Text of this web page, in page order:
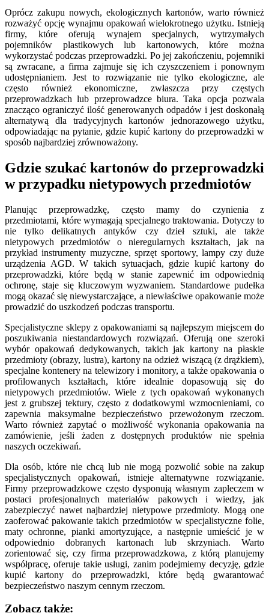
Oprócz zakupu nowych, ekologicznych kartonów, warto również
rozważyć opcję wynajmu opakowań wielokrotnego użytku. Istnieją
firmy, które oferują wynajem specjalnych, wytrzymałych
pojemników plastikowych lub kartonowych, które można
wykorzystać podczas przeprowadzki. Po jej zakończeniu, pojemniki
są zwracane, a firma zajmuje się ich czyszczeniem i ponownym
udostępnianiem. Jest to rozwiązanie nie tylko ekologiczne, ale
często również ekonomiczne, zwłaszcza przy częstych
przeprowadzkach lub przeprowadzce biura. Taka opcja pozwala
znacząco ograniczyć ilość generowanych odpadów i jest doskonałą
alternatywą dla tradycyjnych kartonów jednorazowego użytku,
odpowiadając na pytanie, gdzie kupić kartony do przeprowadzki w
sposób najbardziej zrównoważony.
Gdzie szukać kartonów do przeprowadzki
w przypadku nietypowych przedmiotów
Planując przeprowadzkę, często mamy do czynienia z
przedmiotami, które wymagają specjalnego traktowania. Dotyczy to
nie tylko delikatnych antyków czy dzieł sztuki, ale także
nietypowych przedmiotów o nieregularnych kształtach, jak na
przykład instrumenty muzyczne, sprzęt sportowy, lampy czy duże
urządzenia AGD. W takich sytuacjach, gdzie kupić kartony do
przeprowadzki, które będą w stanie zapewnić im odpowiednią
ochronę, staje się kluczowym wyzwaniem. Standardowe pudełka
mogą okazać się niewystarczające, a niewłaściwe opakowanie może
prowadzić do uszkodzeń podczas transportu.
Specjalistyczne sklepy z opakowaniami są najlepszym miejscem do
poszukiwania niestandardowych rozwiązań. Oferują one szeroki
wybór opakowań dedykowanych, takich jak kartony na płaskie
przedmioty (obrazy, lustra), kartony na odzież wiszącą (z drążkiem),
specjalne kontenery na telewizory i monitory, a także opakowania o
profilowanych kształtach, które idealnie dopasowują się do
nietypowych przedmiotów. Wiele z tych opakowań wykonanych
jest z grubszej tektury, często z dodatkowymi wzmocnieniami, co
zapewnia maksymalne bezpieczeństwo przewożonym rzeczom.
Warto również zapytać o możliwość wykonania opakowania na
zamówienie, jeśli żaden z dostępnych produktów nie spełnia
naszych oczekiwań.
Dla osób, które nie chcą lub nie mogą pozwolić sobie na zakup
specjalistycznych opakowań, istnieje alternatywne rozwiązanie.
Firmy przeprowadzkowe często dysponują własnym zapleczem w
postaci profesjonalnych materiałów pakowych i wiedzy, jak
zabezpieczyć nawet najbardziej nietypowe przedmioty. Mogą one
zaoferować pakowanie takich przedmiotów w specjalistyczne folie,
maty ochronne, pianki amortyzujące, a następnie umieścić je w
odpowiednio dobranych kartonach lub skrzyniach. Warto
zorientować się, czy firma przeprowadzkowa, z którą planujemy
współpracę, oferuje takie usługi, zanim podejmiemy decyzję, gdzie
kupić kartony do przeprowadzki, które będą gwarantować
bezpieczeństwo naszym cennym rzeczom.
Zobacz także: